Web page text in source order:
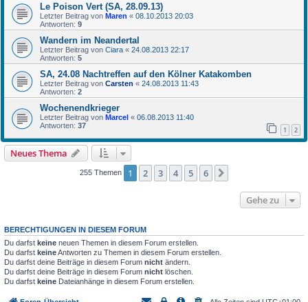
Le Poison Vert (SA, 28.09.13)
Letzter Beitrag von Maren « 08.10.2013 20:03
Antworten: 9
Wandern im Neandertal
Letzter Beitrag von Ciara « 24.08.2013 22:17
Antworten: 5
SA, 24.08 Nachtreffen auf den Kölner Katakomben
Letzter Beitrag von Carsten « 24.08.2013 11:43
Antworten: 2
Wochenendkrieger
Letzter Beitrag von Marcel « 06.08.2013 11:40
Antworten: 37 1 2
Neues Thema
255 Themen 1 2 3 4 5 6
Gehe zu
BERECHTIGUNGEN IN DIESEM FORUM
Du darfst keine neuen Themen in diesem Forum erstellen.
Du darfst keineAntworten zu Themen in diesem Forum erstellen.
Du darfst deine Beiträge in diesem Forum nicht ändern.
Du darfst deine Beiträge in diesem Forum nicht löschen.
Du darfst keine Dateianhänge in diesem Forum erstellen.